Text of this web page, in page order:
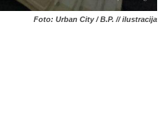
Foto: Urban City / B.P. // ilustracija